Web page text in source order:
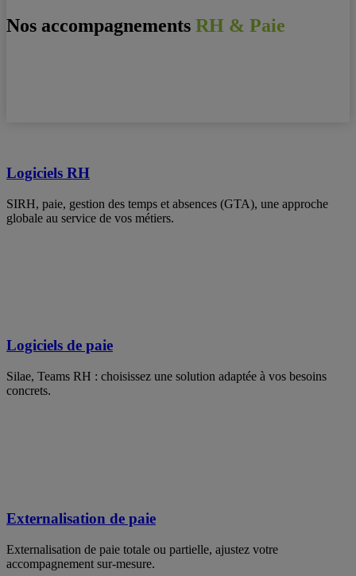
Nos accompagnements RH & Paie
Logiciels RH
SIRH, paie, gestion des temps et absences (GTA), une approche
globale au service de vos métiers.
Logiciels de paie
Silae, Teams RH : choisissez une solution adaptée à vos besoins
concrets.
Externalisation de paie
Externalisation de paie totale ou partielle, ajustez votre
accompagnement sur-mesure.